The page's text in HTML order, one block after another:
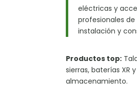
eléctricas y
profesionales
instalación y
Productos top:
sierras, baterías XR
almacenamiento.